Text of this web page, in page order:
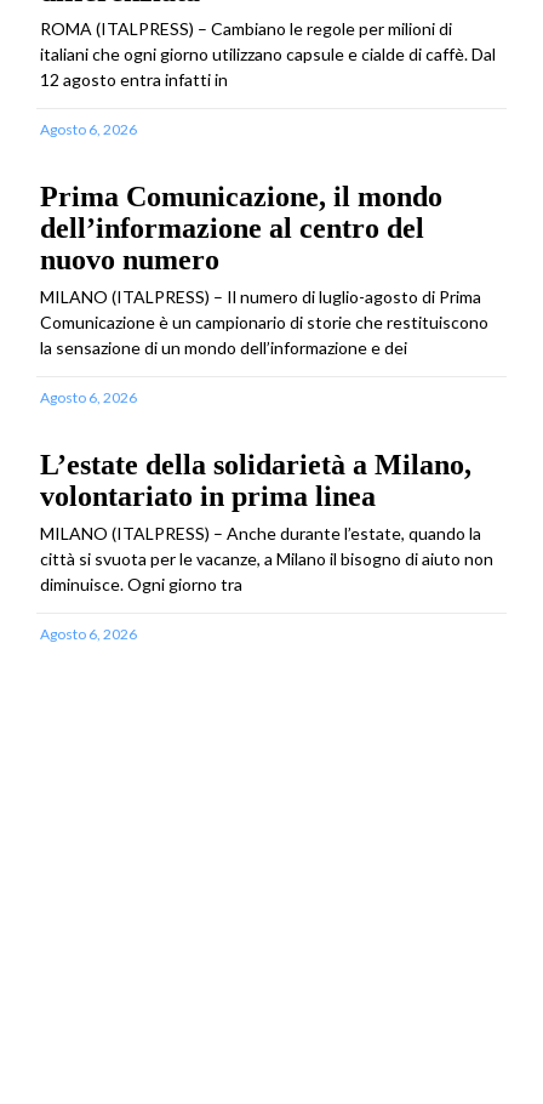
ROMA (ITALPRESS) – Cambiano le regole per milioni di
italiani che ogni giorno utilizzano capsule e cialde di caffè. Dal
12 agosto entra infatti in
Agosto 6, 2026
Prima Comunicazione, il mondo
dell’informazione al centro del
nuovo numero
MILANO (ITALPRESS) – Il numero di luglio-agosto di Prima
Comunicazione è un campionario di storie che restituiscono
la sensazione di un mondo dell’informazione e dei
Agosto 6, 2026
L’estate della solidarietà a Milano,
volontariato in prima linea
MILANO (ITALPRESS) – Anche durante l’estate, quando la
città si svuota per le vacanze, a Milano il bisogno di aiuto non
diminuisce. Ogni giorno tra
Agosto 6, 2026